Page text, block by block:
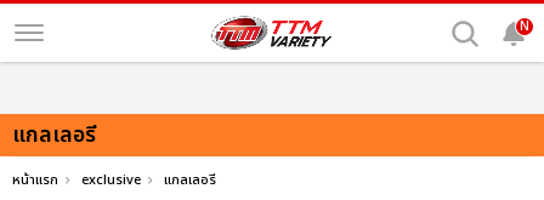
N
แกลเลอรี
หน้าแรก exclusive แกลเลอรี